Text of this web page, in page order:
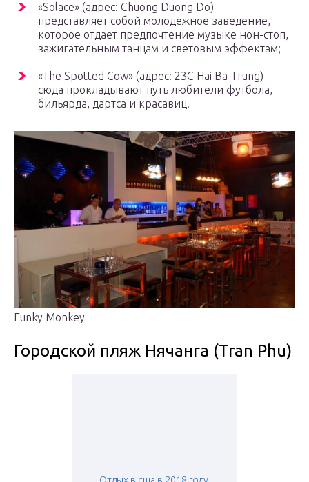
«Solace» (адрес: Chuong Duong Do) —
представляет собой молодежное заведение,
которое отдает предпочтение музыке нон-стоп,
зажигательным танцам и световым эффектам;
«The Spotted Cow» (адрес: 23C Hai Ba Trung) —
сюда прокладывают путь любители футбола,
бильярда, дартса и красавиц.
Funky Monkey
Городской пляж Нячанга (Tran Phu)